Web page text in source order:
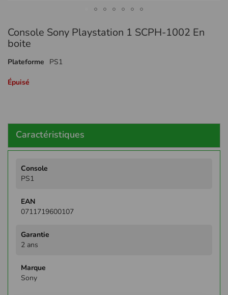
au
début
la
d’images
Console Sony Playstation 1 SCPH-1002 En
boite
Plateforme PS1
Épuisé
Caractéristiques
d'infos
PS1
0711719600107
2 ans
Sony